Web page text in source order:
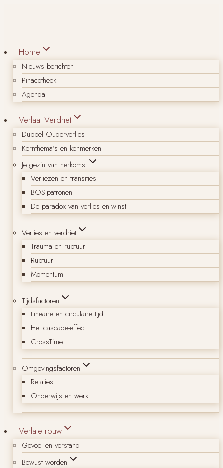
Home
Nieuws berichten
Pinacotheek
Agenda
Verlaat Verdriet
Dubbel Ouderverlies
Kernthema’s en kenmerken
Je gezin van herkomst
Verliezen en transities
BOS-patronen
De paradox van verlies en winst
Verlies en verdriet
Trauma en ruptuur
Ruptuur
Momentum
Tijdsfactoren
Lineaire en circulaire tijd
Het cascade-effect
CrossTime
Omgevingsfactoren
Relaties
Onderwijs en werk
Verlate rouw
Gevoel en verstand
Bewust worden